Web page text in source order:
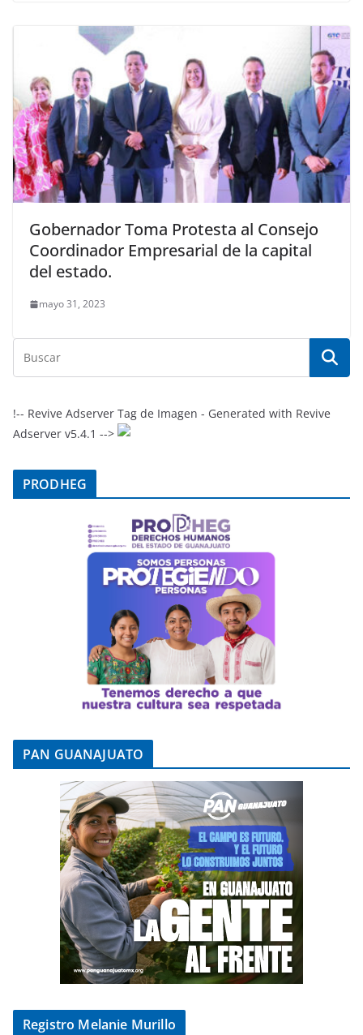
Gobernador Toma Protesta al Consejo
Coordinador Empresarial de la capital
del estado.
mayo 31, 2023
!-- Revive Adserver Tag de Imagen - Generated with Revive
Adserver v5.4.1 -->
PRODHEG
PAN GUANAJUATO
Registro Melanie Murillo